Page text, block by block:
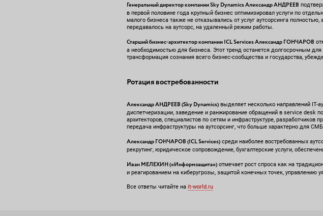
Генеральный директор компании Sky Dynamics Александр АНДРЕЕВ
в первой половине года крупный бизнес оптимизировал услуги по
малого бизнеса также не отказывались от услуг аутсорсинга
передавалось на аутсорс, на удаленный режим работы.
Старший бизнес-архитектор компании ICL Services Александр ГОНЧАРОВ
а необходимостью для бизнеса. Этот тренд останется долгосрочным
трансформация сознания всего бизнес-сообщества и государства,
Ротация востребованности
Александр АНДРЕЕВ (Sky Dynamics) выделяет несколько направлений IT-
диспетчеризации, заведение и ранжирование обращений в service desk
архитекторов, специалистов по сетям и инфраструктуре,
передача инфраструктуры на аутсорсинг, что больше характерно для
Александр ГОНЧАРОВ (ICL Services) среди наиболее востребованных
рекрутинг, юридическое сопровождение, бухгалтерские услуги,
Иван МЕЛЕХИН («Информзащита») отмечает рост спроса как на
и реагированием на киберугрозы, защитой конечных точек, управлению
Все ответы читайте на it-world.ru